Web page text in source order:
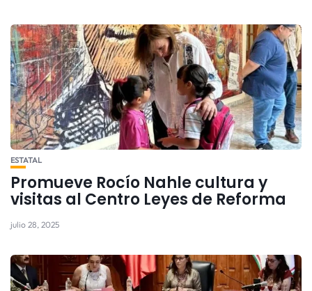
ESTATAL
Promueve Rocío Nahle cultura y
visitas al Centro Leyes de Reforma
julio 28, 2025